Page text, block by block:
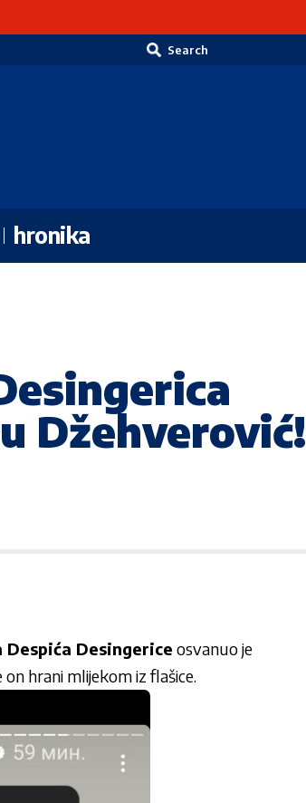
Search
hronika
Džehverović!
Desingerice osvanuo je
hrani mlijekom iz flašice.